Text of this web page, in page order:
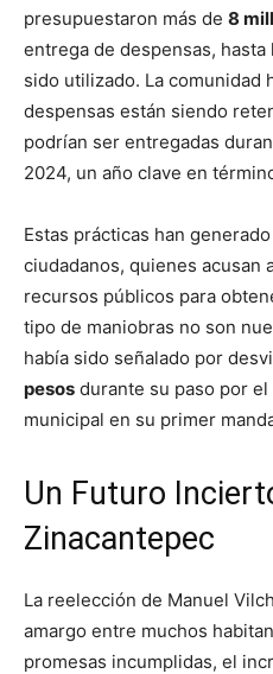
presupuestaron más de 8
entrega de despensas,
sido utilizado. La comunidad
despensas están siendo
podrían ser entregadas
2024, un año clave en
Estas prácticas han
ciudadanos, quienes acusan
recursos públicos para
tipo de maniobras no son
había sido señalado por
pesos durante su paso por
municipal en su primer
Un Futuro
Zinacantepec
La reelección de Manuel
amargo entre muchos
promesas incumplidas, el